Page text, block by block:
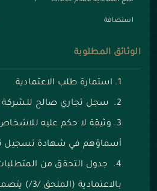
استضافة
الوثائق المطلوبة
استمارة طلب الاعتمادية
سجل تجاري صالح للشركة
وثيقة لا حكم عليه للاشخاص
أسماؤهم في شهادة تسجيل
جدول التحقق من